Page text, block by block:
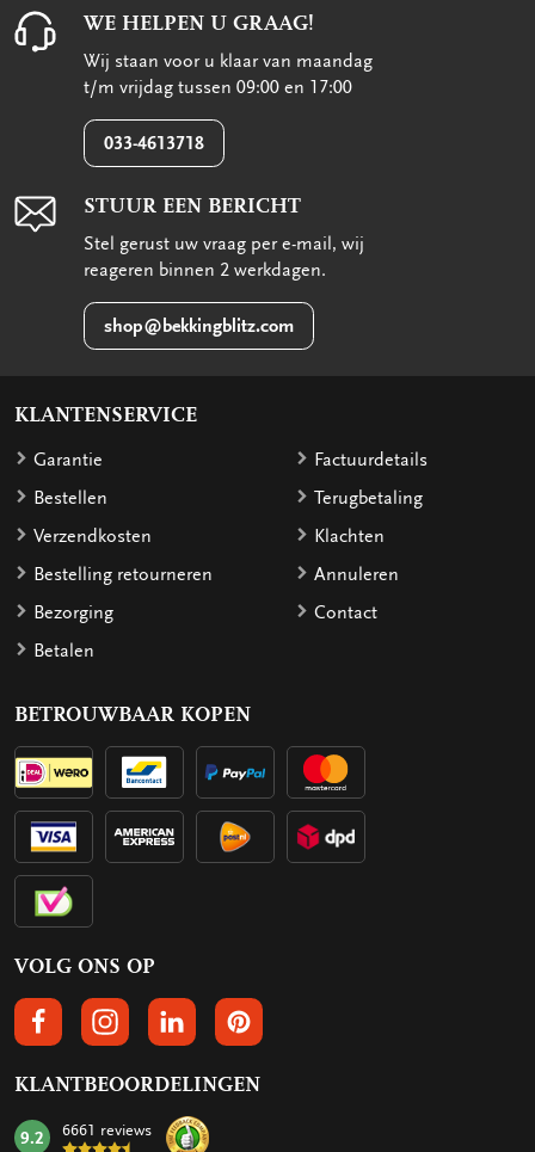
WE HELPEN U GRAAG!
Wij staan voor u klaar van maandag
t/m vrijdag tussen 09:00 en 17:00
033-4613718
STUUR EEN BERICHT
Stel gerust uw vraag per e-mail, wij
reageren binnen 2 werkdagen.
shop@bekkingblitz.com
KLANTENSERVICE
Garantie
Bestellen
Verzendkosten
Bestelling retourneren
Bezorging
Betalen
Factuurdetails
Terugbetaling
Klachten
Annuleren
Contact
BETROUWBAAR KOPEN
VOLG ONS OP
VOLGS ONS OP FACEBOOK
VOLG ONS OP INSTAGRAM
VOLG ONS OP LINKEDIN
VOLG ONS OP PINTEREST
KLANTBEOORDELINGEN
9.2 6661 reviews